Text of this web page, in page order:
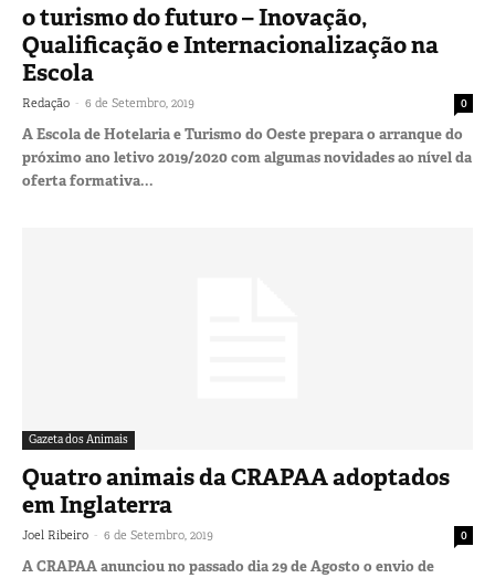
o turismo do futuro – Inovação,
Qualificação e Internacionalização na
Escola
Redação - 6 de Setembro, 2019 0
A Escola de Hotelaria e Turismo do Oeste prepara o arranque do
próximo ano letivo 2019/2020 com algumas novidades ao nível da
oferta formativa...
Gazeta dos Animais
Quatro animais da CRAPAA adoptados
em Inglaterra
Joel Ribeiro - 6 de Setembro, 2019 0
A CRAPAA anunciou no passado dia 29 de Agosto o envio de